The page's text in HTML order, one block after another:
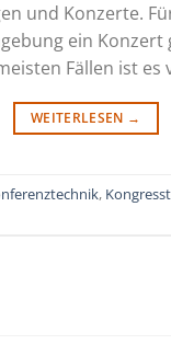
und Konzerte.
ein
Fällen ist es
WEITERLESEN →
,